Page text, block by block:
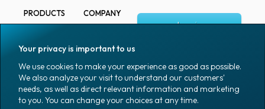
PRODUCTS
Marking
Packaging
Packaging
accessories
Office goods
COMPANY
Media
Coworkers
Job & career
News archive
Log in
Sign up
Your privacy is important to us
We use cookies to make your experience as good as possible.
We also analyze your visit to understand our customers'
needs, as well as direct relevant information and marketing
to you. You can change your choices at any time.